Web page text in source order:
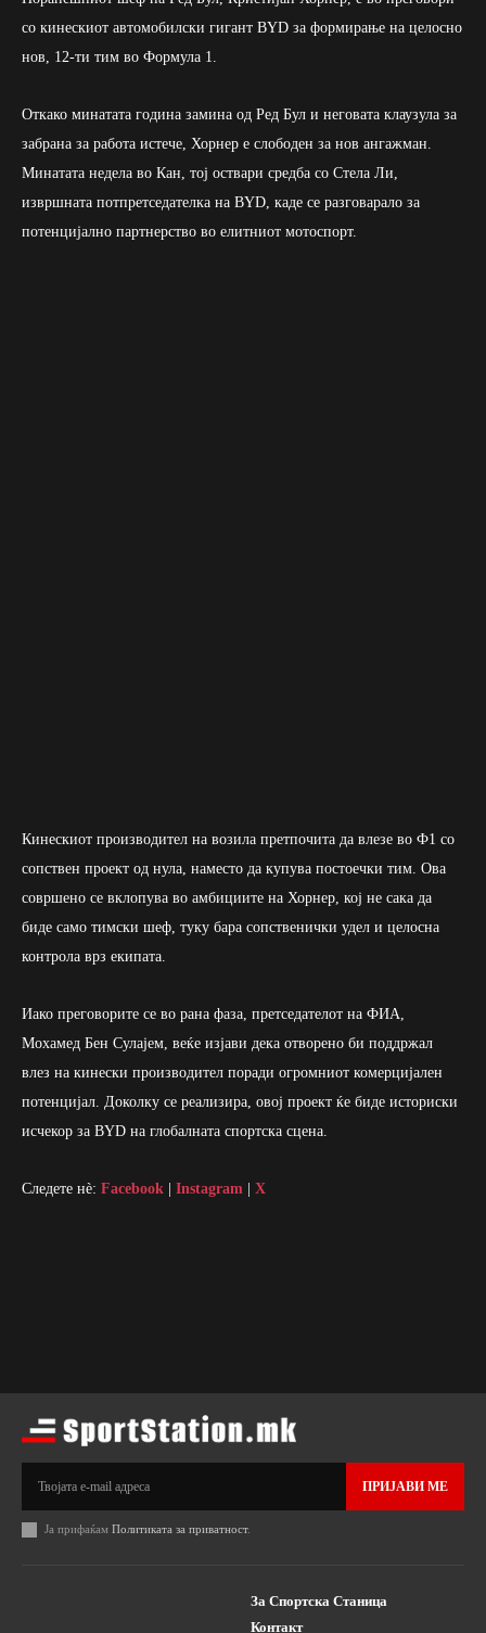
со кинескиот автомобилски гигант BYD за формирање на целосно
нов, 12-ти тим во Формула 1.
Откако минатата година замина од Ред Бул и неговата клаузула за
забрана за работа истече, Хорнер е слободен за нов ангажман.
Минатата недела во Кан, тој оствари средба со Стела Ли,
извршната потпретседателка на BYD, каде се разговарало за
потенцијално партнерство во елитниот мотоспорт.
Кинескиот производител на возила претпочита да влезе во Ф1 со
сопствен проект од нула, наместо да купува постоечки тим. Ова
совршено се вклопува во амбициите на Хорнер, кој не сака да
биде само тимски шеф, туку бара сопственички удел и целосна
контрола врз екипата.
Иако преговорите се во рана фаза, претседателот на ФИА,
Мохамед Бен Сулајем, веќе изјави дека отворено би поддржал
влез на кинески производител поради огромниот комерцијален
потенцијал. Доколку се реализира, овој проект ќе биде историски
исчекор за BYD на глобалната спортска сцена.
Следете нè: Facebook Instagram X
ПРИЈАВИ МЕ
Ја прифаќам Политиката за приватност.
За Спортска Станица
Контакт